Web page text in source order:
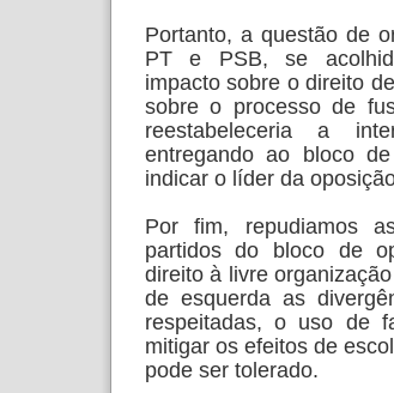
Portanto, a questão de
PT e PSB, se
impacto sobre o direito
sobre o processo de
reestabeleceria a
entregando ao bloco
indicar o líder da
Por fim, repudiamos
partidos do bloco de
direito à livre
de esquerda as
respeitadas, o uso de
mitigar os efeitos de
pode ser tolerado.